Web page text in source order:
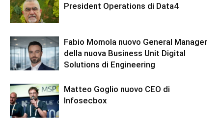
President Operations di Data4
Fabio Momola nuovo General Manager
della nuova Business Unit Digital
Solutions di Engineering
Matteo Goglio nuovo CEO di
Infosecbox